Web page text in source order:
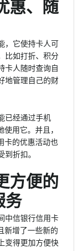
惠、随
，它使持卡人可
比如打折、积分
卡人随时查询自
地管理自己的财
已经通过手机
用它。并且，
卡的优惠活动也
折扣。
方便的
务
中信银行信用卡
新增了一些新的
变得更加方便快